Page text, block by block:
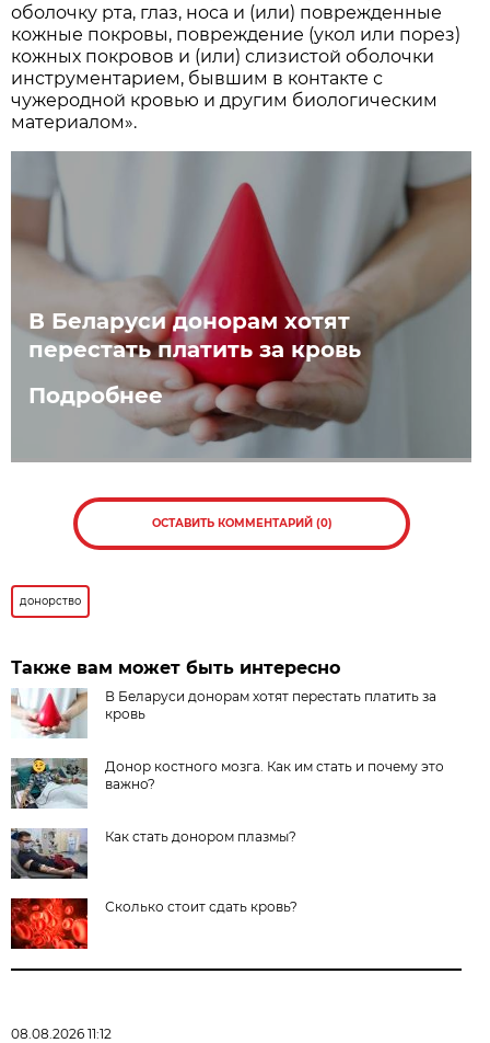
оболочку рта, глаз, носа и (или) поврежденные
кожные покровы, повреждение (укол или порез)
кожных покровов и (или) слизистой оболочки
инструментарием, бывшим в контакте с
чужеродной кровью и другим биологическим
материалом».
В Беларуси донорам хотят
перестать платить за кровь
Подробнее
ОСТАВИТЬ КОММЕНТАРИЙ (0)
донорство
Также вам может быть интересно
В Беларуси донорам хотят перестать платить за
кровь
Донор костного мозга. Как им стать и почему это
важно?
Как стать донором плазмы?
Сколько стоит сдать кровь?
08.08.2026 11:12